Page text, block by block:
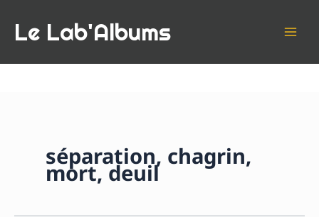
contenu
Le Lab'Albums
séparation, chagrin,
mort, deuil